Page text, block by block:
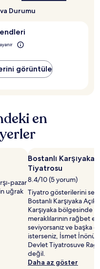
Durumu
görüntüle
en
pazar
uğrak
Bostanlı Karşıyaka
Tiyatrosu
8.4/10 (5 yorum)
Tiyatro gösterilerini
Bostanlı Karşıyaka
Karşıyaka bölgesinde
meraklılarının rağbet
seviyorsanız ve başka
isterseniz, İsmet İnönü
Devlet Tiyatrosuve
değil.
Daha az göster